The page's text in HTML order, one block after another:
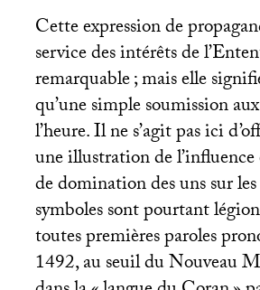
Cette expression de
service des intérêts de
remarquable; mais elle
qu’une simple soumission
l’heure. Il ne s’agit pas ici
une illustration de l’influence
de domination des uns sur
symboles sont pourtant
toutes premières paroles
1492, au seuil du Nouveau